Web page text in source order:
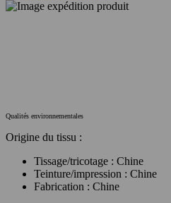
Qualités environnementales
Origine du tissu :
Tissage/tricotage : Chine
Teinture/impression : Chine
Fabrication : Chine